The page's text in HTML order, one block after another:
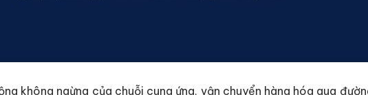
không ngừng của chuỗi cung ứng, vận chuyển hàng hóa qua